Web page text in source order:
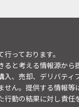
っております。
と考える情報源か
、売却、デリバテ
ん。提供する情報
行動の結果に対し責